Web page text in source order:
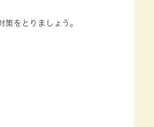
をとりましょう。